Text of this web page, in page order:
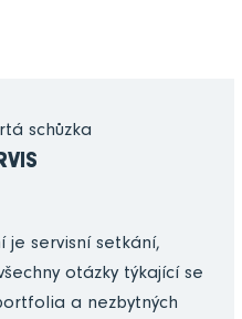
schůzka
je servisní setkání,
otázky týkající se
a nezbytných